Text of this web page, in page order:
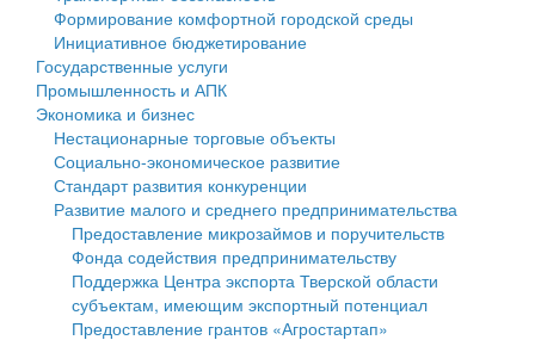
Государственные услуги
Промышленность и АПК
Экономика и бизнес
Символика
Устав
Гостям округа
Туризм
Культура
Образование
Здравоохранение
муниципального округа Тверской области
Администрация Кашинского муниципального округа
Тверской области
Управление сельскими территориями
Открытые данные
Работа с обращениями граждан
Муниципальный контроль
Финансовое управление
Бюджет для граждан
Имущество
Выявление правообладателей ранее учтенных
объектов недвижимости
Имущественная поддержка субъектов малого и
среднего предпринимательства
Формирование комфортной городской среды
Инициативное бюджетирование
Государственные услуги
Промышленность и АПК
Экономика и бизнес
Нестационарные торговые объекты
Социально-экономическое развитие
Стандарт развития конкуренции
Развитие малого и среднего предпринимательства
Предоставление микрозаймов и поручительств
Фонда содействия предпринимательству
Поддержка Центра экспорта Тверской области
субъектам, имеющим экспортный потенциал
Предоставление грантов «Агростартап»